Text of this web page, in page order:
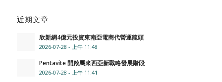
近期文章
欣新網4億元投資東南亞電商代營運龍頭
2026-07-28 - 上午 11:48
Pentavite 開啟馬來西亞新戰略發展階段
2026-07-28 - 上午 11:41